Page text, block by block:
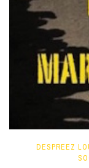
DESPREEZ